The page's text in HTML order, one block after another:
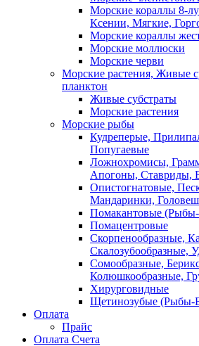
Морские кораллы 8-
Ксении, Мягкие,
Морские кораллы
Морские моллюски
Морские черви
Морские растения, Живые
планктон
Живые субстраты
Морские растения
Морские рыбы
Кудреперые,
Попугаевые
Ложнохромисы,
Апогоны, Ставриды,
Опистогнатовые,
Мандаринки,
Помакантовые
Помацентровые
Скорпенообразные,
Скалозубообразные,
Сомообразные,
Колюшкообразные,
Хирурговидные
Щетинозубые (Рыбы-
Оплата
Прайс
Оплата Счета